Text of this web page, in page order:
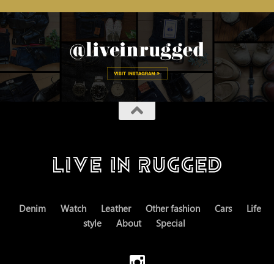
Denim Watch Leather Other fashion Cars
Life
style
About Special